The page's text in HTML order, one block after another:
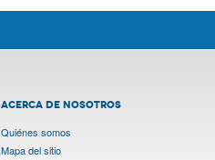
ACERCA DE NOSOTROS
Quiénes somos
Mapa del sitio